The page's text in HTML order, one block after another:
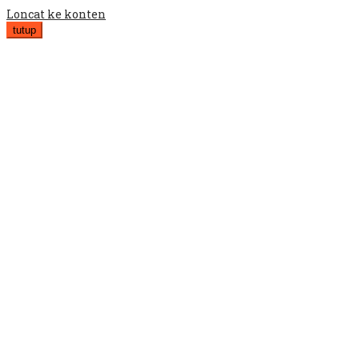
Loncat ke konten
tutup